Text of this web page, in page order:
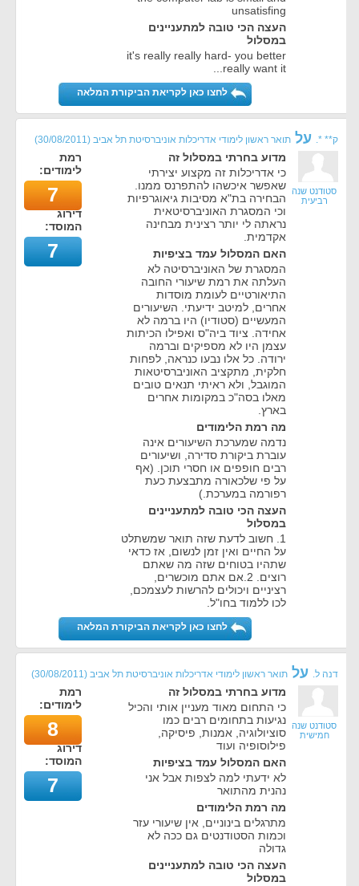
unsatisfing
העצה הכי טובה למתעניינים
במסלול
it's really really hard- you better
really want it...
לחצו כאן לקריאת הביקורת המלאה
ק** *. על תואר ראשון לימודי אדריכלות אוניברסיטת תל אביב (
30/08/2011
)
סטודנט שנה
רביעית
מדוע בחרתי במסלול זה
כי אדריכלות זה מקצוע יצירתי
שאפשר איכשהו להתפרנס ממנו.
הבחירה בת"א מסיבות גיאוגרפיות
וכי המסגרת האוניברסיטאית
נראתה לי יותר רצינית מבחינה
אקדמית.
האם המסלול עמד בציפיות
המסגרת של האוניברסיטה לא
העלתה את רמת שיעורי החובה
התיאורטיים לעומת מוסדות
אחרים, למיטב ידיעתי. השיעורים
המעשיים (סטודיו) היו ברמה לא
אחידה. ציוד ביה"ס ואפילו הכיתות
עצמן היו לא מספיקים וברמה
ירודה. כל אלו נבעו כנראה, לפחות
חלקית, מתקציב האוניברסיטאות
המוגבל, ולא ראיתי תנאים טובים
מאלו בסה"כ במקומות אחרים
בארץ.
מה רמת הלימודים
נדמה שמערכת השיעורים אינה
עוברת ביקורת סדירה, ושיעורים
רבים חופפים או חסרי תוכן. (אף
על פי שלכאורה מתבצעת כעת
רפורמה במערכת.)
העצה הכי טובה למתעניינים
במסלול
1. חשוב לדעת שזה תואר שמשתלט
על החיים ואין זמן לנשום, אז כדאי
שתהיו בטוחים שזה מה שאתם
רוצים. 2.אם אתם מוכשרים,
רציניים ויכולים להרשות לעצמכם,
לכו ללמוד בחו"ל.
רמת
לימודים:
7
דירוג
המוסד:
7
לחצו כאן לקריאת הביקורת המלאה
דנה ל. על תואר ראשון לימודי אדריכלות אוניברסיטת תל אביב (
30/08/2011
)
סטודנט שנה
חמישית
מדוע בחרתי במסלול זה
כי התחום מאוד מעניין אותי והכיל
נגיעות בתחומים רבים כמו
סוציולוגיה, אמנות, פיסיקה,
פילוסופיה ועוד
האם המסלול עמד בציפיות
לא ידעתי למה לצפות אבל אני
נהנית מהתואר
מה רמת הלימודים
מתרגלים בינוניים, אין שיעורי עזר
וכמות הסטודנטים גם ככה לא
גדולה
העצה הכי טובה למתעניינים
במסלול
רמת
לימודים:
8
דירוג
המוסד:
7